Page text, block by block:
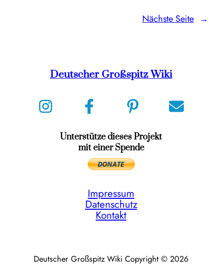
Nächste Seite →
Deutscher Großspitz Wiki
Unterstütze dieses Projekt
mit einer Spende
Impressum
Datenschutz
Kontakt
Deutscher Großspitz Wiki Copyright © 2026